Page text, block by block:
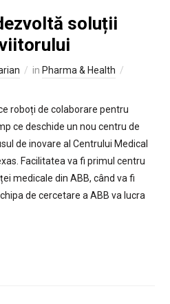
soluții
in Pharma & Health
roboți de colaborare pentru
ce deschide un nou centru de
de inovare al Centrului Medical
Facilitatea va fi primul centru
medicale din ABB, când va fi
de cercetare a ABB va lucra